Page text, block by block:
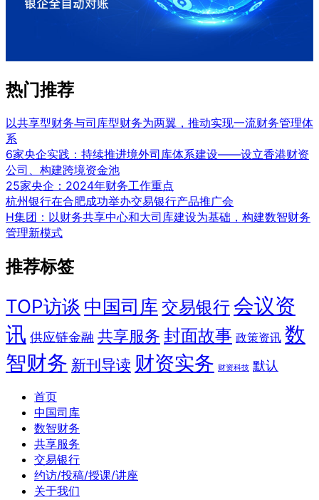
热门推荐
以共享型财务与司库型财务为两翼，推动实现一流财务管理体
系
6家央企实践：持续推进境外司库体系建设——设立香港财资
公司、构建跨境资金池
25家央企：2024年财务工作重点
杭州银行在合肥成功举办交易银行产品推广会
H集团：以财务共享中心和大司库建设为基础，构建数智财务
管理新模式
推荐标签
TOP访谈 中国司库 交易银行会议资
讯 供应链金融 共享服务 封面故事 政策资讯 数
智财务 新刊导读 财资实务 财资科技 默认
首页
中国司库
数智财务
共享服务
交易银行
约访/投稿/授课/讲座
关于我们